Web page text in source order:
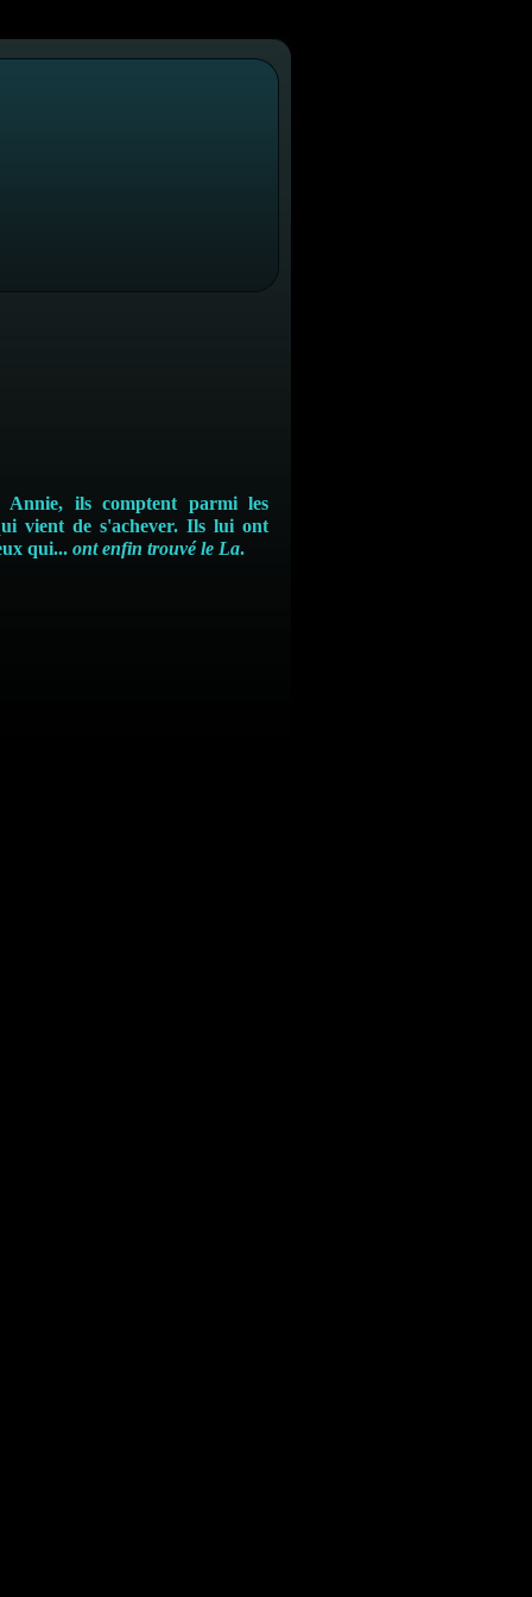
Annie, ils comptent parmi les
vient de s'achever. Ils lui ont
qui... ont enfin trouvé le La.